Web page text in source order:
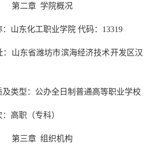
第二章 学院概况
山东化工职业学院 代码：13319
：山东省潍坊市滨海经济技术开发区汉
及类型：公办全日制普通高等职业学校
高职（专科）
第三章 组织机构